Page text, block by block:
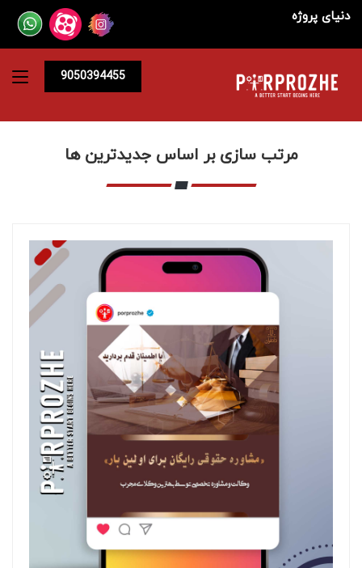
دنیای پروژه
9050394455
مرتب سازی بر اساس جدیدترین ها